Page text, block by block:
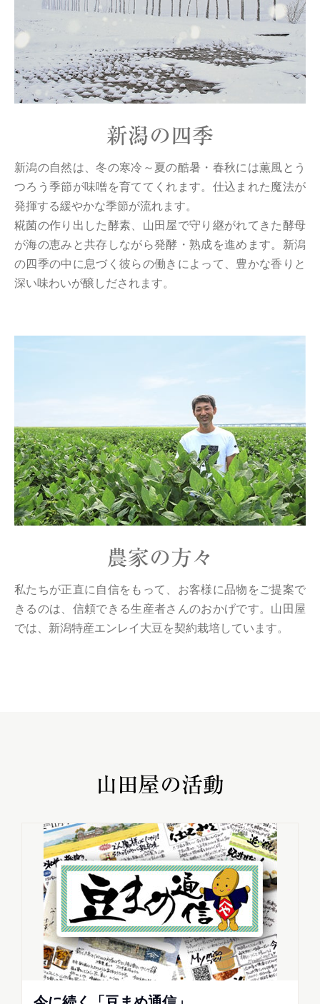
新潟の四季
新潟の自然は、冬の寒冷～夏の酷暑・春秋には薫風とう
つろう季節が味噌を育ててくれます。仕込まれた魔法が
発揮する緩やかな季節が流れます。
糀菌の作り出した酵素、山田屋で守り継がれてきた酵母
が海の恵みと共存しながら発酵・熟成を進めます。新潟
の四季の中に息づく彼らの働きによって、豊かな香りと
深い味わいが醸しだされます。
農家の方々
私たちが正直に自信をもって、お客様に品物をご提案で
きるのは、信頼できる生産者さんのおかげです。山田屋
では、新潟特産エンレイ大豆を契約栽培しています。
山田屋の活動